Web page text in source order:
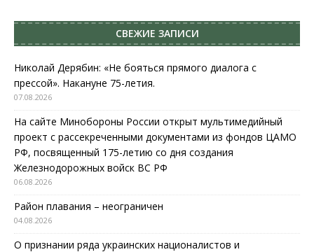
СВЕЖИЕ ЗАПИСИ
Николай Дерябин: «Не бояться прямого диалога с
прессой». Накануне 75-летия.
07.08.2026
На сайте Минобороны России открыт мультимедийный
проект с рассекреченными документами из фондов ЦАМО
РФ, посвященный 175-летию со дня создания
Железнодорожных войск ВС РФ
06.08.2026
Район плавания – неограничен
04.08.2026
О признании ряда украинских националистов и